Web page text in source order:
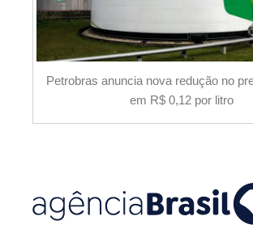
Petrobras anuncia nova redução no
em R$ 0,12 por litro